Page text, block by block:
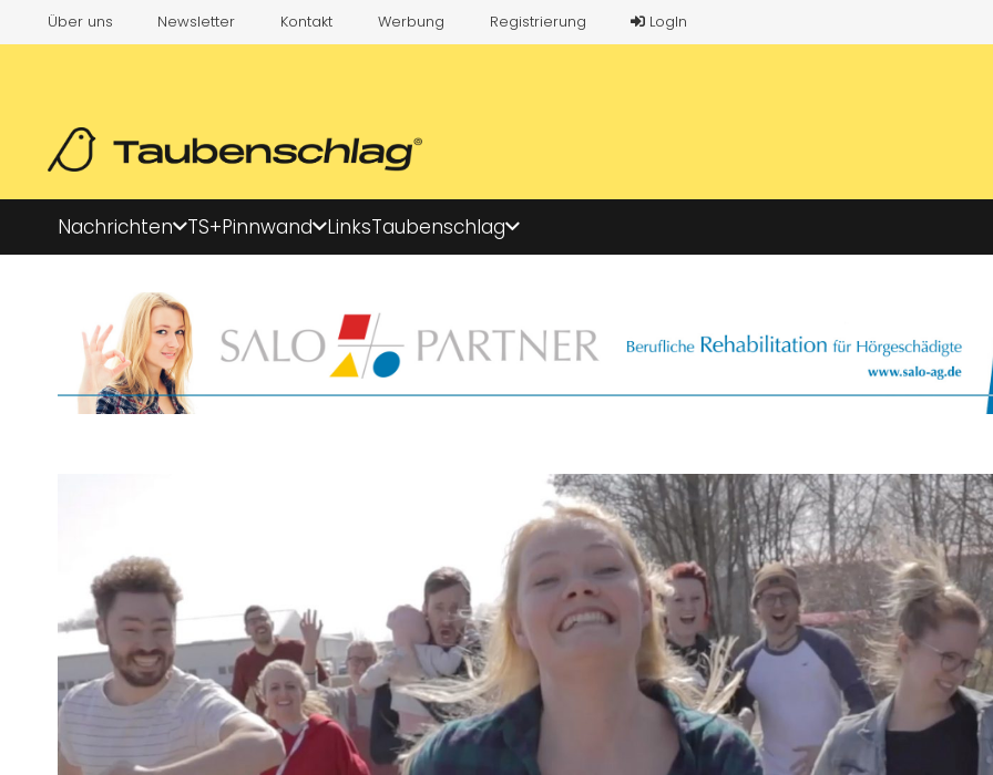
Über uns Newsletter Kontakt Werbung Registrierung LogIn
Nachrichten TS+Pinnwand LinksTaubenschlag